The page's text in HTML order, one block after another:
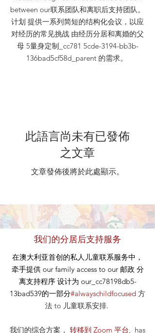
between our联系团队和离职后支持团队。
计划 提供一系列简短的结构化会议，以应
对经历的常见挑战 由经历分居和离婚的父
母 5量身定制_cc781 5cde-3194-bb3b-
136bad5cf58d_parent 的需求。
此語言尚未有已發佈
之文章
文章發佈後將於此處顯示。
我们的分居后支持服务
在澳大利亚首创的私人儿童联系服务中，
牵手提供 our family access to our 邮政 分
离支持程序 设计为 our_cc78198db5-
13bad539的一部分#alwayschildfocused 方
法to 儿童联系安排.
我们的综合方案， 转移到 Zoom 平台, has